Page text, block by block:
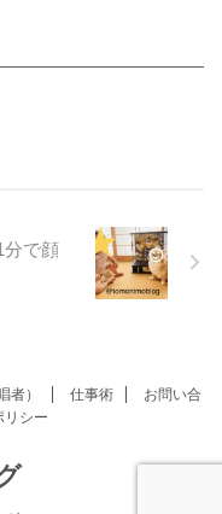
分で顔
者） 仕事術
お問い合
リシー